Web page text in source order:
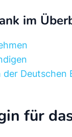
im
Deutschen
für